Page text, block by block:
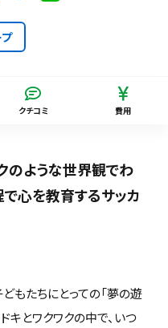
クチコミ 費用
のような世界観でわ
心を教育するサッカ
もたちにとっての「夢の遊
キとワクワクの中で、いつ